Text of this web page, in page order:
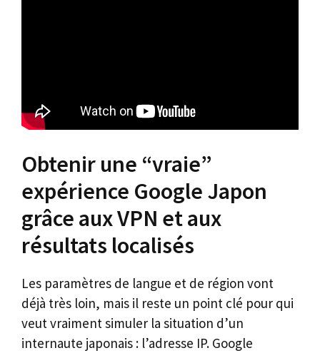
Obtenir une “vraie”
expérience Google Japon
grâce aux VPN et aux
résultats localisés
Les paramètres de langue et de région vont
déjà très loin, mais il reste un point clé pour qui
veut vraiment simuler la situation d’un
internaute japonais : l’adresse IP. Google